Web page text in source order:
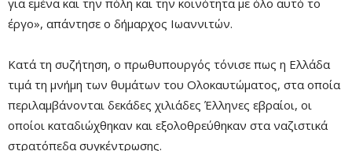
έργο», απάντησε ο δήμαρχος Ιωαννιτών.
Κατά τη συζήτηση, ο πρωθυπουργός τόνισε πως η Ελλάδα
τιμά τη μνήμη των θυμάτων του Ολοκαυτώματος, στα οποία
περιλαμβάνονται δεκάδες χιλιάδες Έλληνες εβραίοι, οι
οποίοι καταδιώχθηκαν και εξολοθρεύθηκαν στα ναζιστικά
στρατόπεδα συγκέντρωσης.